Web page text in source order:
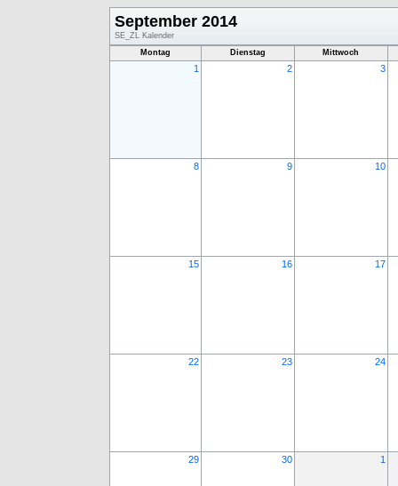
September 2014
SE_ZL Kalender
Montag
Dienstag Mittwoch
1 2 3
8 9 10
15 16 17
22 23 24
29 30 1